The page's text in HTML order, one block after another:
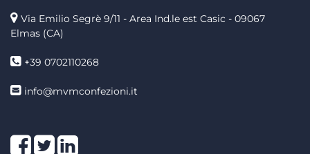
Via Emilio Segrè 9/11 - Area Ind.le est Casic - 09067
Elmas (CA)
+39 0702110268
info@mvmconfezioni.it
Facebook
TwitterLinkedIn